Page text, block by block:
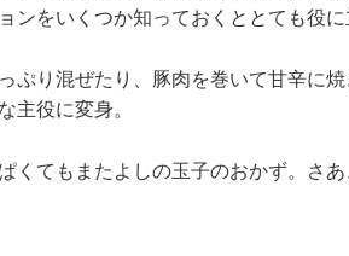
ンをいくつか知っておくととても役に
ぷり混ぜたり、豚肉を巻いて甘辛に
主役に変身。
くてもまたよしの玉子のおかず。さ